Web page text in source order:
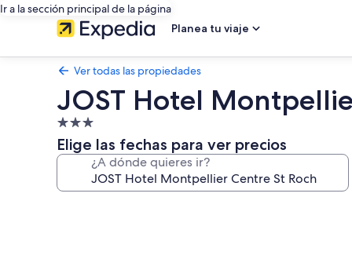
Ir a la sección principal de la página
Planea tu viaje
Ver todas las propiedades
JOST Hotel
Propiedad
de
3.0
estrellas
Elige las fechas para ver precios
¿A dónde quieres ir?